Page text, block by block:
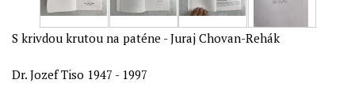
S krivdou krutou na paténe - Juraj Chovan-Rehák
Dr. Jozef Tiso 1947 - 1997